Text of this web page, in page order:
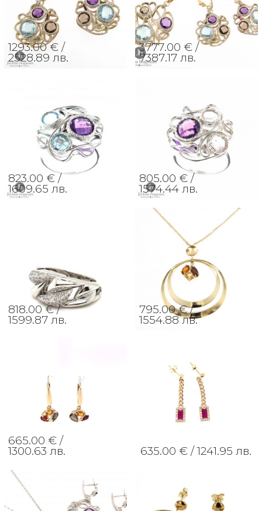
1293.00 € /
2528.89 лв.
3777.00 € /
7387.17 лв.
823.00 € /
1609.65 лв.
805.00 € /
1574.44 лв.
818.00 € /
1599.87 лв.
795.00 € /
1554.88 лв.
665.00 € /
1300.63 лв. 635.00 € / 1241.95 лв.